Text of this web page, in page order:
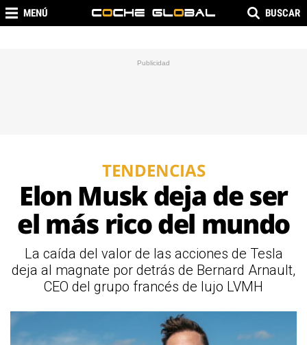
MENÚ BUSCAR
TENDENCIAS
Elon Musk deja de ser
el más rico del mundo
La caída del valor de las acciones de Tesla
deja al magnate por detrás de Bernard Arnault,
CEO del grupo francés de lujo LVMH